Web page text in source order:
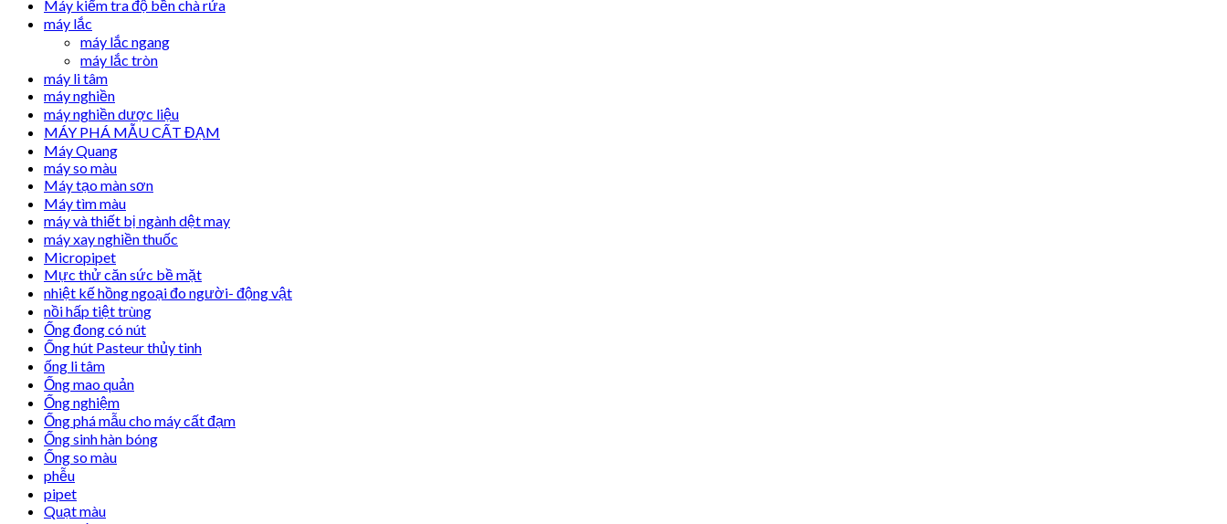
Máy kiểm tra độ bền chà rửa
máy lắc
máy lắc ngang
máy lắc tròn
máy li tâm
máy nghiền
máy nghiền dược liệu
MÁY PHÁ MẪU CẤT ĐẠM
Máy Quang
máy so màu
Máy tạo màn sơn
Máy tìm màu
máy và thiết bị ngành dệt may
máy xay nghiền thuốc
Micropipet
Mực thử căn sức bề mặt
nhiệt kế hồng ngoại đo người- động vật
nồi hấp tiệt trùng
Ống đong có nút
Ống hút Pasteur thủy tinh
ống li tâm
Ống mao quản
Ống nghiệm
Ống phá mẫu cho máy cất đạm
Ống sinh hàn bóng
Ống so màu
phễu
pipet
Quạt màu